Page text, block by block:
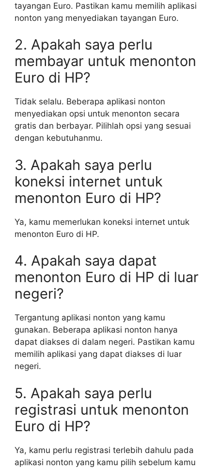
tayangan Euro. Pastikan kamu memilih aplikasi
nonton yang menyediakan tayangan Euro.
2. Apakah saya perlu
membayar untuk menonton
Euro di HP?
Tidak selalu. Beberapa aplikasi nonton
menyediakan opsi untuk menonton secara
gratis dan berbayar. Pilihlah opsi yang sesuai
dengan kebutuhanmu.
3. Apakah saya perlu
koneksi internet untuk
menonton Euro di HP?
Ya, kamu memerlukan koneksi internet untuk
menonton Euro di HP.
4. Apakah saya dapat
menonton Euro di HP di luar
negeri?
Tergantung aplikasi nonton yang kamu
gunakan. Beberapa aplikasi nonton hanya
dapat diakses di dalam negeri. Pastikan kamu
memilih aplikasi yang dapat diakses di luar
negeri.
5. Apakah saya perlu
registrasi untuk menonton
Euro di HP?
Ya, kamu perlu registrasi terlebih dahulu pada
aplikasi nonton yang kamu pilih sebelum kamu